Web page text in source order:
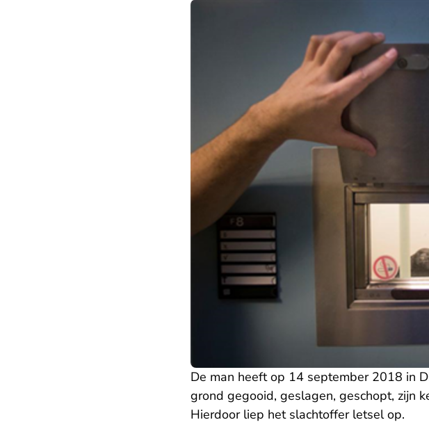
De man heeft op 14 september 2018 in
grond gegooid, geslagen, geschopt, zijn
Hierdoor liep het slachtoffer letsel op.